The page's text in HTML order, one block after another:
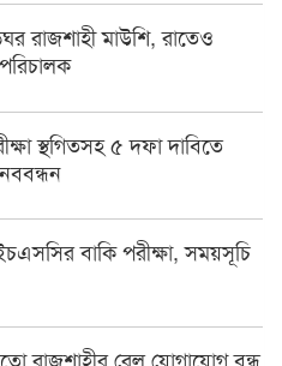
রাজশাহী মাউশি, রাতেও
স্থগিতসহ ৫ দফা দাবিতে
বাকি পরীক্ষা, সময়সূচি
রাজশাহীর রেল যোগাযোগ বন্ধ